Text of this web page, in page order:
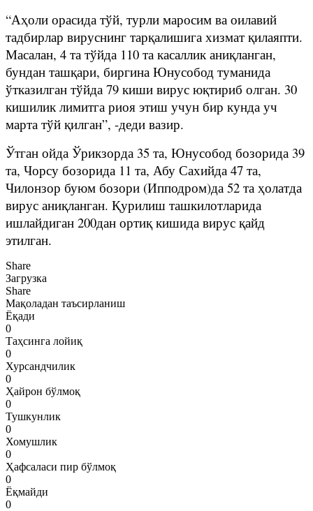
“Аҳоли орасида тўй, турли маросим ва оилавий
тадбирлар вируснинг тарқалишига хизмат қилаяпти.
Масалан, 4 та тўйда 110 та касаллик аниқланган,
бундан ташқари, биргина Юнусобод туманида
ўтказилган тўйда 79 киши вирус юқтириб олган. 30
кишилик лимитга риоя этиш учун бир кунда уч
марта тўй қилган”, -деди вазир.
Ўтган ойда Ўрикзорда 35 та, Юнусобод бозорида 39
та, Чорсу бозорида 11 та, Абу Сахийда 47 та,
Чилонзор буюм бозори (Ипподром)да 52 та ҳолатда
вирус аниқланган. Қурилиш ташкилотларида
ишлайдиган 200дан ортиқ кишида вирус қайд
этилган.
Share
Загрузка
Share
Мақоладан таъсирланиш
Ёқади
0
Таҳсинга лойиқ
0
Хурсандчилик
0
Ҳайрон бўлмоқ
0
Тушкунлик
0
Хомушлик
0
Ҳафсаласи пир бўлмоқ
0
Ёқмайди
0